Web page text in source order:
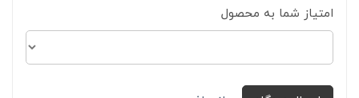
امتیاز شما به محصول